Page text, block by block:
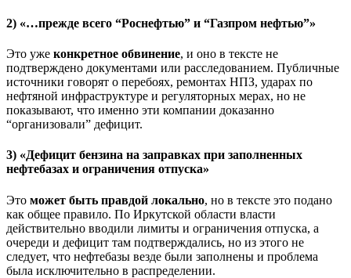
2) «…прежде всего “Роснефтью” и “Газпром нефтью”»
Это уже конкретное обвинение, и оно в тексте не
подтверждено документами или расследованием. Публичные
источники говорят о перебоях, ремонтах НПЗ, ударах по
нефтяной инфраструктуре и регуляторных мерах, но не
показывают, что именно эти компании доказанно
“организовали” дефицит.
3) «Дефицит бензина на заправках при заполненных
нефтебазах и ограничения отпуска»
Это может быть правдой локально, но в тексте это подано
как общее правило. По Иркутской области власти
действительно вводили лимиты и ограничения отпуска, а
очереди и дефицит там подтверждались, но из этого не
следует, что нефтебазы везде были заполнены и проблема
была исключительно в распределении.